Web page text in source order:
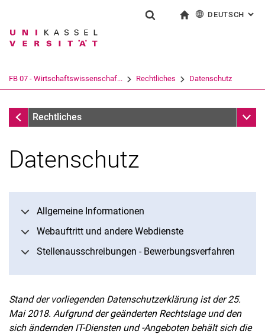
Springe direkt zu: Inhalt
Springe direkt zu: Suche
Springe direkt zu:
Suchbegriff
Suchen (öffnet externen Link in einem
DEUTSCH :
FB 07 - Wirtschaftswissenschaf... Rechtliches Datenschutz
FB 07 - Wirtschaftswissenschaften
Rechtliches
Datenschutz
Allgemeine Informationen
Webauftritt und andere Webdienste
Stellenausschreibungen - Bewerbungsverfahren
Stand der vorliegenden Datenschutzerklärung ist der 25.
Mai 2018. Aufgrund der geänderten Rechtslage und den
sich ändernden IT-Diensten und -Angeboten behält sich die